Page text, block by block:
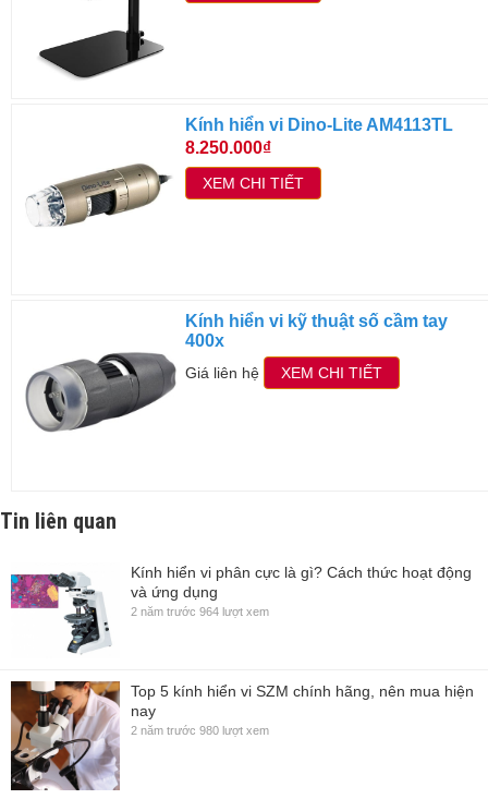
Kính hiển vi Dino-Lite AM4113TL
8.250.000₫
XEM CHI TIẾT
Kính hiển vi kỹ thuật số cầm tay
400x
Giá liên hệ XEM CHI TIẾT
Tin liên quan
Kính hiển vi phân cực là gì? Cách thức hoạt động
và ứng dụng
2 năm trước 964 lượt xem
Top 5 kính hiển vi SZM chính hãng, nên mua hiện
nay
2 năm trước 980 lượt xem